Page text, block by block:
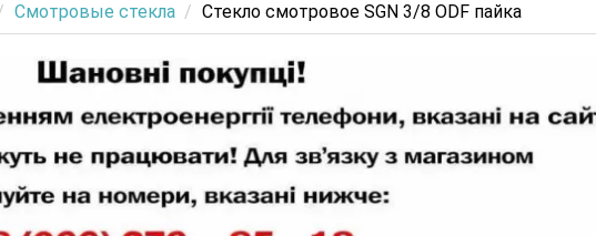
Смотровые стекла Стекло смотровое SGN 3/8 ODF пайка